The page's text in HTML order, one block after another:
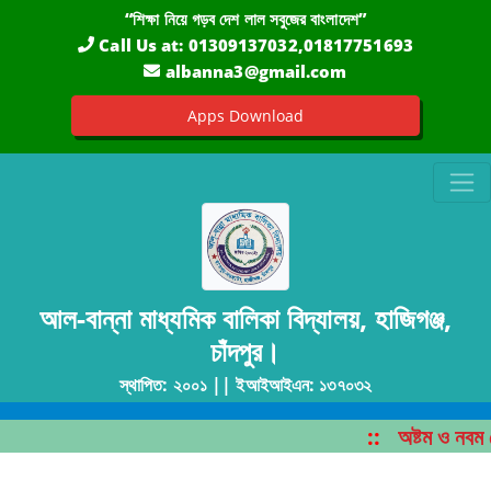
“শিক্ষা নিয়ে গড়ব দেশ লাল সবুজের বাংলাদেশ”
Call Us at: 01309137032,01817751693
albanna3@gmail.com
Apps Download
আল-বান্না মাধ্যমিক বালিকা বিদ্যালয়, হাজিগঞ্জ,
চাঁদপুর।
স্থাপিত: ২০০১ || ইআইআইএন: ১৩৭০৩২
:: অষ্টম ও নবম